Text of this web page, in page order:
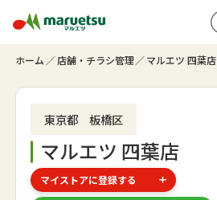
ホーム 店舗・チラシ管理 マルエツ 四葉店
東京都 板橋区
マルエツ 四葉店
マイストアに登録する